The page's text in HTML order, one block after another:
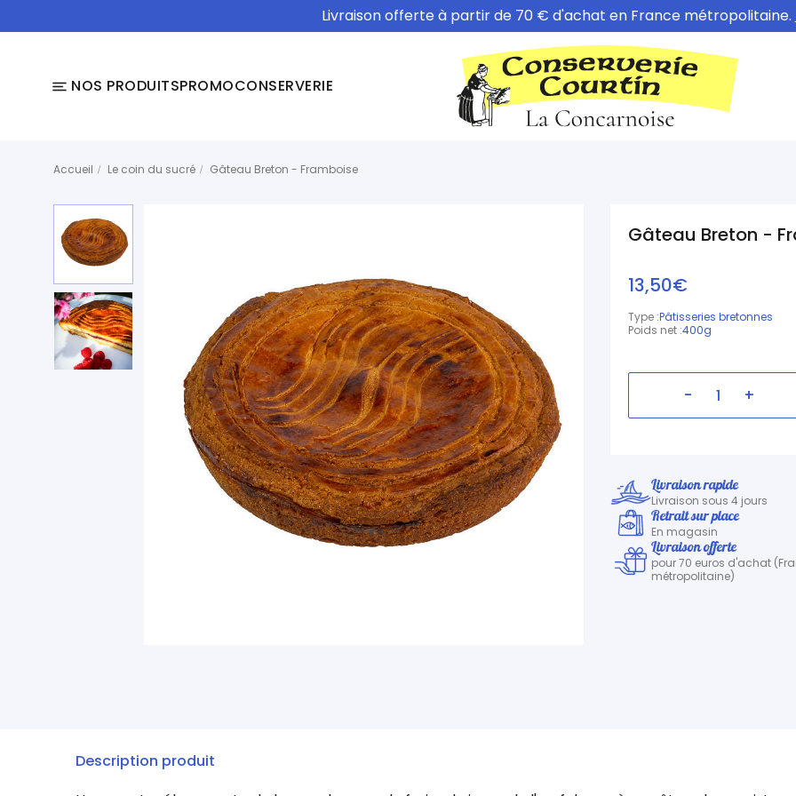
Livraison offerte à partir de 70 € d'achat en France métropolitaine.
NOS PRODUITSPROMOCONSERVERIE
Accueil Le coin du sucré Gâteau Breton - Framboise
Gâteau Breton -
13,50€
Type :Pâtisseries bretonnes
Poids net :400g
- +
Livraison rapide
Livraison sous 4 jours
Retrait sur place
En magasin
Livraison offerte
pour 70 euros d'achat
métropolitaine)
Description produit